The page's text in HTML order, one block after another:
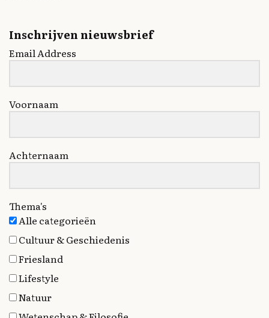
Inschrijven nieuwsbrief
Email Address
Voornaam
Achternaam
Thema's
Alle categorieën
Cultuur & Geschiedenis
Friesland
Lifestyle
Natuur